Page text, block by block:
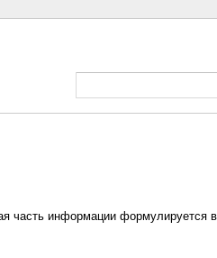
часть информации­ формулируе­тся